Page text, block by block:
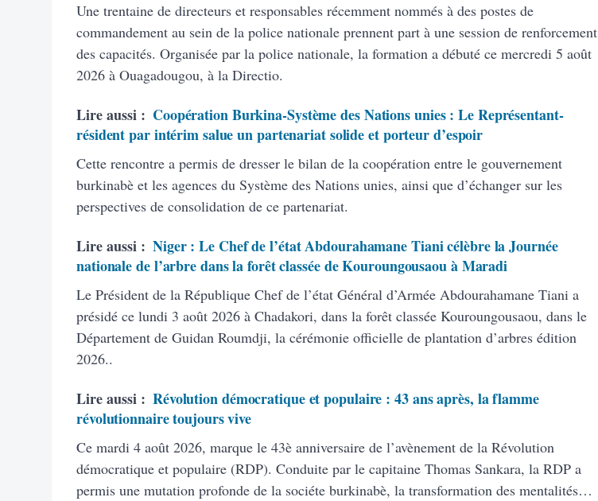
Une trentaine de directeurs et responsables récemment nommés à des postes de
commandement au sein de la police nationale prennent part à une session de renforcement
des capacités. Organisée par la police nationale, la formation a débuté ce mercredi 5 août
2026 à Ouagadougou, à la Directio.
Lire aussi : Coopération Burkina-Système des Nations unies : Le Représentant-
résident par intérim salue un partenariat solide et porteur d’espoir
Cette rencontre a permis de dresser le bilan de la coopération entre le gouvernement
burkinabè et les agences du Système des Nations unies, ainsi que d’échanger sur les
perspectives de consolidation de ce partenariat.
Lire aussi : Niger : Le Chef de l’état Abdourahamane Tiani célèbre la Journée
nationale de l’arbre dans la forêt classée de Kouroungousaou à Maradi
Le Président de la République Chef de l’état Général d’Armée Abdourahamane Tiani a
présidé ce lundi 3 août 2026 à Chadakori, dans la forêt classée Kouroungousaou, dans le
Département de Guidan Roumdji, la cérémonie officielle de plantation d’arbres édition
2026..
Lire aussi : Révolution démocratique et populaire : 43 ans après, la flamme
révolutionnaire toujours vive
Ce mardi 4 août 2026, marque le 43è anniversaire de l’avènement de la Révolution
démocratique et populaire (RDP). Conduite par le capitaine Thomas Sankara, la RDP a
permis une mutation profonde de la sociéte burkinabè, la transformation des mentalités…